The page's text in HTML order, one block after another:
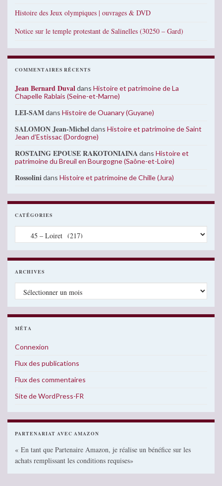
Histoire des Jeux olympiques | ouvrages & DVD
Notice sur le temple protestant de Salinelles (30250 – Gard)
COMMENTAIRES RÉCENTS
Jean Bernard Duvaldans Histoire et patrimoine de La
Chapelle Rablais (Seine-et-Marne)
LEI-SAMdans Histoire de Ouanary (Guyane)
SALOMON Jean-Micheldans Histoire et patrimoine de Saint
Jean d’Estissac (Dordogne)
ROSTAING EPOUSE RAKOTONIAINAdans Histoire et
patrimoine du Breuil en Bourgogne (Saône-et-Loire)
Rossolinidans Histoire et patrimoine de Chille (Jura)
CATÉGORIES
Catégories
ARCHIVES
Archives
MÉTA
Connexion
Flux des publications
Flux des commentaires
Site de WordPress-FR
PARTENARIAT AVEC AMAZON
« En tant que Partenaire Amazon, je réalise un bénéfice sur les
achats remplissant les conditions requises»